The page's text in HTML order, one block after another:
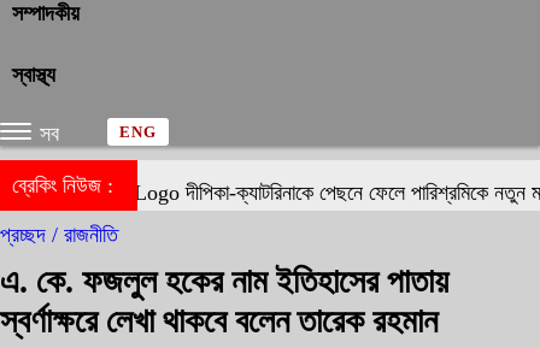
সম্পাদকীয়
স্বাস্থ্য
সব ENG
ব্রেকিং নিউজ :
দীপিকা-ক্যাটরিনাকে পেছনে ফেলে পারিশ্রমিকে নতুন
প্রচ্ছদ / রাজনীতি
এ. কে. ফজলুল হকের নাম ইতিহাসের পাতায়
স্বর্ণাক্ষরে লেখা থাকবে বলেন তারেক রহমান